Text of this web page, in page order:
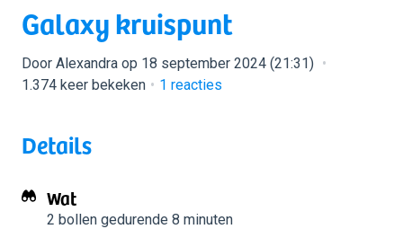
Galaxy kruispunt
Door Alexandra op 18 september 2024 (21:31)
1.374 keer bekeken
1 reacties
Details
Wat
2 bollen gedurende 8 minuten